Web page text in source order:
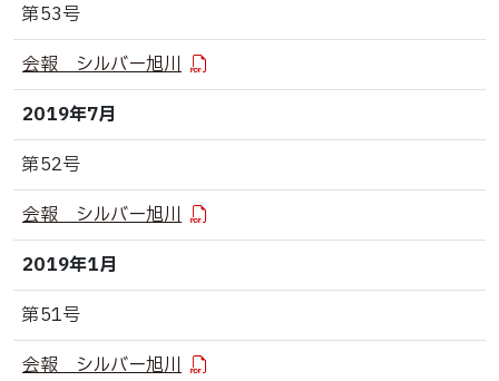
第53号
会報 シルバー旭川
2019年7月
第52号
会報 シルバー旭川
2019年1月
第51号
会報 シルバー旭川